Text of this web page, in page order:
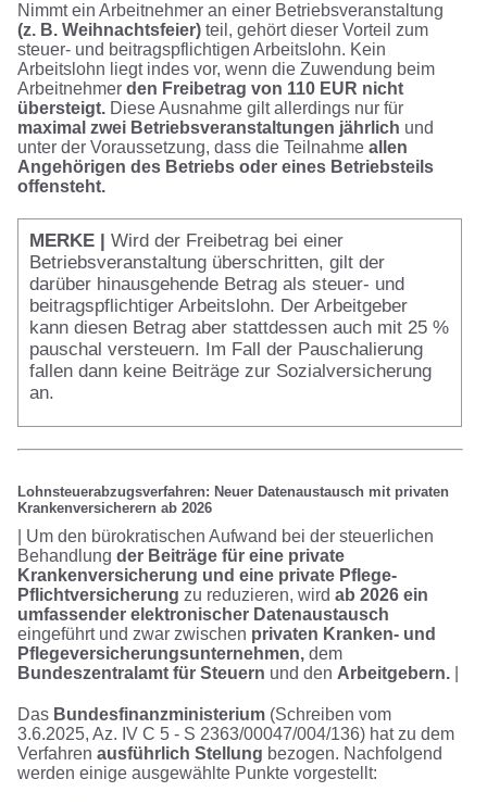
Nimmt ein Arbeitnehmer an einer Betriebsveranstaltung
(z. B. Weihnachtsfeier)teil, gehört dieser Vorteil zum
steuer- und beitragspflichtigen Arbeitslohn. Kein
Arbeitslohn liegt indes vor, wenn die Zuwendung beim
Arbeitnehmer den Freibetrag von 110 EUR nicht
übersteigt.Diese Ausnahme gilt allerdings nur für
maximal zwei Betriebsveranstaltungen jährlich und
unter der Voraussetzung, dass die Teilnahme allen
Angehörigen des Betriebs oder eines Betriebsteils
offensteht.
MERKE
Wird der Freibetrag bei einer
Betriebsveranstaltung überschritten, gilt der
darüber hinausgehende Betrag als steuer- und
beitragspflichtiger Arbeitslohn. Der Arbeitgeber
kann diesen Betrag aber stattdessen auch mit 25 %
pauschal versteuern. Im Fall der Pauschalierung
fallen dann keine Beiträge zur Sozialversicherung
an.
Lohnsteuerabzugsverfahren: Neuer Datenaustausch mit privaten
Krankenversicherern ab 2026
| Um den bürokratischen Aufwand bei der steuerlichen
Behandlung der Beiträge für eine private
Krankenversicherung und eine private Pflege-
Pflichtversicherung zu reduzieren, wird ab 2026 ein
umfassender elektronischer Datenaustausch
eingeführt und zwar zwischen privaten Kranken- und
Pflegeversicherungsunternehmen,dem
Bundeszentralamt für Steuern und den Arbeitgebern.|
Das Bundesfinanzministerium(Schreiben vom
3.6.2025, Az. IV C 5 - S 2363/00047/004/136) hat zu dem
Verfahren ausführlich Stellung bezogen. Nachfolgend
werden einige ausgewählte Punkte vorgestellt: